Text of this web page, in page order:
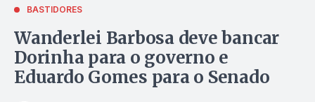
BASTIDORES
Wanderlei Barbosa deve bancar
Dorinha para o governo e
Eduardo Gomes para o Senado